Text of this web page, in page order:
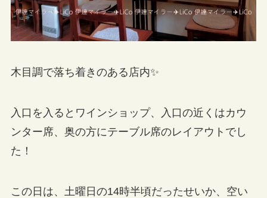
木目調で落ち着きのある店内✨
入口を入るとワインショップ、入口の近くはカウ
ンター席、奥の方にテーブル席のレイアウトでし
た！
この日は、土曜日の14時半頃だったせいか、空い